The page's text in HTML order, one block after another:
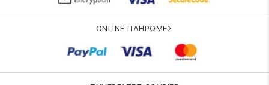
ONLINE ΠΛΗΡΩΜΕΣ